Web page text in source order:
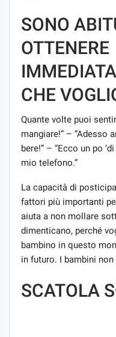
SONO
OTTENERE
CHE
Quante volte puoi
mangiare!” – “Adesso
bere!” – “Ecco un po
mio telefono.”
La capacità di
fattori più importanti
aiuta a non mollare
dimenticano, perché
bambino in questo
in futuro. I bambini
SCATOLA